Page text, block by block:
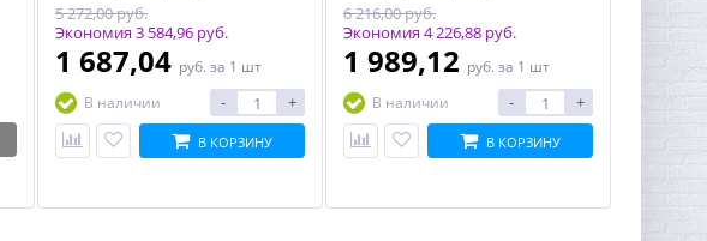
5 272,00 руб.
Экономия 3 584,96 руб.
1 687,04 руб. за 1 шт
В наличии
- +
В КОРЗИНУ
6 216,00 руб.
Экономия 4 226,88 руб.
1 989,12 руб. за 1 шт
В наличии
- +
В КОРЗИНУ